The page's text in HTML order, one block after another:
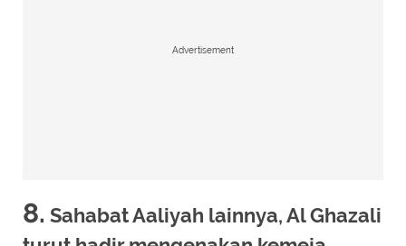
Advertisement
8. Sahabat Aaliyah lainnya, Al Ghazali